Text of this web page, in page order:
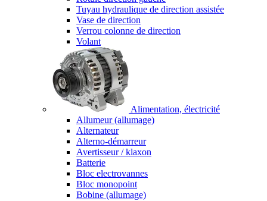
Tuyau hydraulique de direction assistée
Vase de direction
Verrou colonne de direction
Volant
Alimentation, électricité
Allumeur (allumage)
Alternateur
Alterno-démarreur
Avertisseur / klaxon
Batterie
Bloc electrovannes
Bloc monopoint
Bobine (allumage)